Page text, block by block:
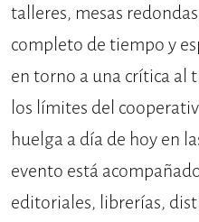
talleres, mesas
completo de tiempo y
en torno a una crítica al
los límites del
huelga a día de hoy en
evento está
editoriales, librerías,